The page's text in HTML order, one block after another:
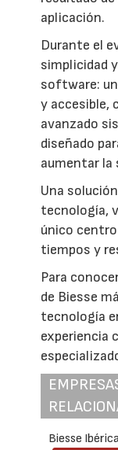
aplicación.
Durante el
simplicidad
software:
y accesible,
avanzado
diseñado
aumentar la
Una
tecnología,
único
tiempos y
Para
de Biesse
tecnología
experiencia
Biesse